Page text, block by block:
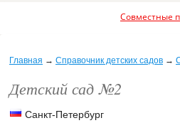
Совместные
Главная → Справочник детских садов →
Детский сад №2
Санкт-Петербург